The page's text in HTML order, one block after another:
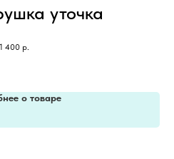
уточка
1 400 р.
о товаре